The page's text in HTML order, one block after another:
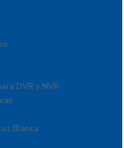
DVR y NVR
Blanca